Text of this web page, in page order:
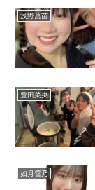
浅野菖苗
豊田菜央
如月雪乃